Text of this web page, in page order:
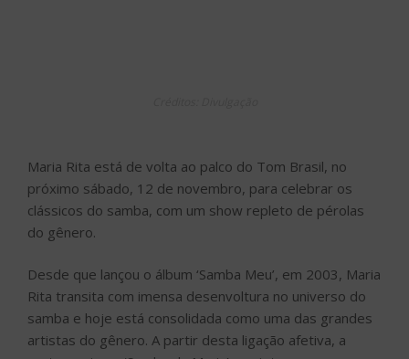
Maria Rita está de volta ao palco do Tom Brasil, no
próximo sábado, 12 de novembro, para celebrar os
clássicos do samba, com um show repleto de pérolas
do gênero.
Desde que lançou o álbum ‘Samba Meu’, em 2003, Maria
Rita transita com imensa desenvoltura no universo do
samba e hoje está consolidada como uma das grandes
artistas do gênero. A partir desta ligação afetiva, a